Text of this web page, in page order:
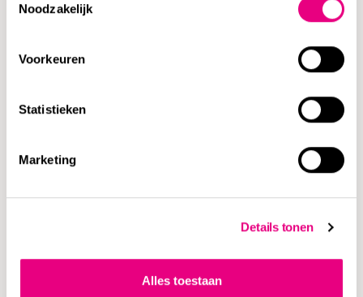
Noodzakelijk
Voorkeuren
Statistieken
Marketing
Details tonen
Alles toestaan
Is een echte wereldreiziger en heeft al menig continent
Italiaanse roots
Marcella heeft het allemaal te danken aan haar Italiaanse
niet gek laat maken. ” Dit waarderen collega’s van